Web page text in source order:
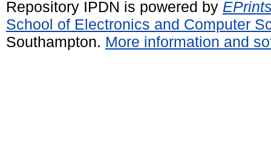
Repository IPDN is powered by
School of Electronics and Computer
Southampton. More information and